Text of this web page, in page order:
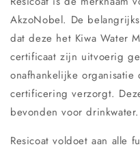
AkzoNobel. De
dat deze het Kiwa Water
certificaat zijn uitvoerig
onafhankelijke
certificering verzorgt.
bevonden voor drinkwater.
Resicoat voldoet aan alle